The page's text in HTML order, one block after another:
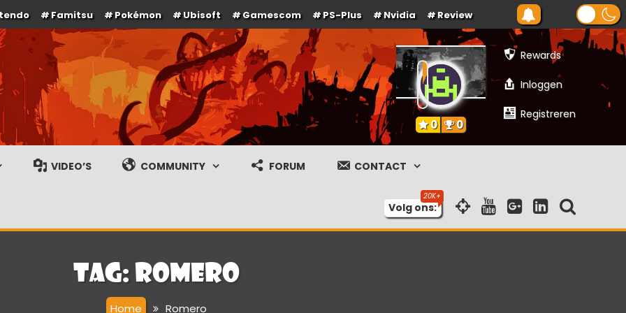
Famitsu Pokémon Ubisoft Gamescom PS-Plus Nvidia Review
gameplay streams
Rewards
Inloggen
Registreren
0 0
VIDEO’S COMMUNITY FORUM CONTACT
Volg ons:
Tag: Romero
Home Romero